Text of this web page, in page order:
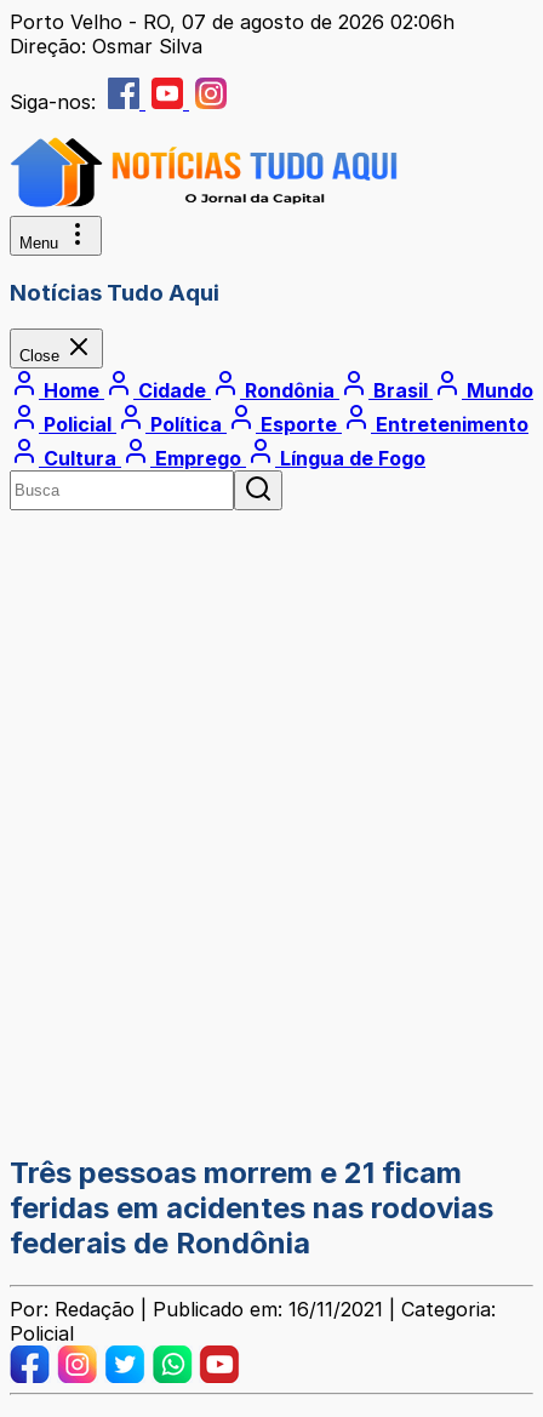
Porto Velho - RO, 07 de agosto de 2026 02:06h
Direção: Osmar Silva
Siga-nos:
Menu
Notícias Tudo Aqui
Close
Home Cidade Rondônia Brasil
Mundo
Policial
Política Esporte
Entretenimento
Cultura
Emprego Língua de Fogo
Três pessoas morrem e 21 ficam
feridas em acidentes nas rodovias
federais de Rondônia
Por: Redação | Publicado em: 16/11/2021 | Categoria:
Policial